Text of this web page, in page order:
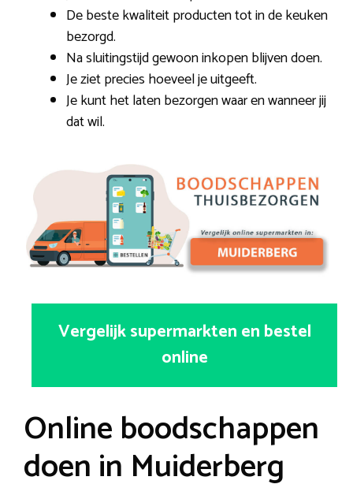
De beste kwaliteit producten tot in de keuken
bezorgd.
Na sluitingstijd gewoon inkopen blijven doen.
Je ziet precies hoeveel je uitgeeft.
Je kunt het laten bezorgen waar en wanneer jij
dat wil.
Vergelijk supermarkten en bestel
online
Online boodschappen
doen in Muiderberg